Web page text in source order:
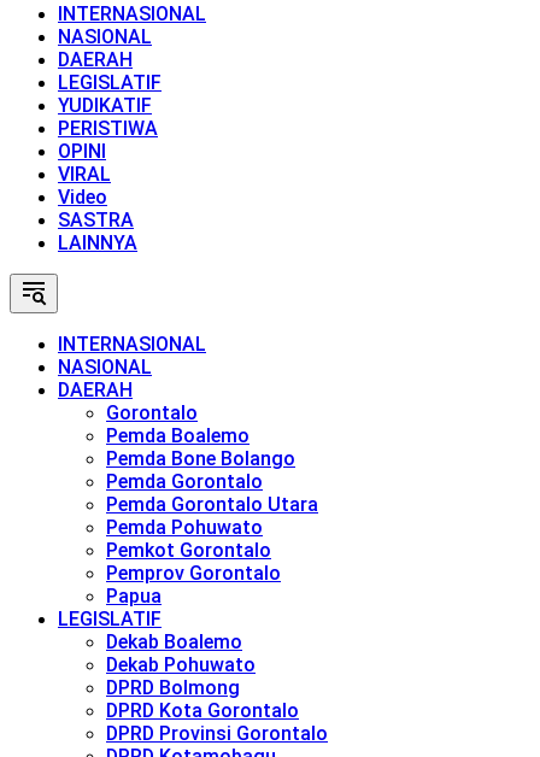
INTERNASIONAL
NASIONAL
DAERAH
LEGISLATIF
YUDIKATIF
PERISTIWA
OPINI
VIRAL
Video
SASTRA
LAINNYA
INTERNASIONAL
NASIONAL
DAERAH
Gorontalo
Pemda Boalemo
Pemda Bone Bolango
Pemda Gorontalo
Pemda Gorontalo Utara
Pemda Pohuwato
Pemkot Gorontalo
Pemprov Gorontalo
Papua
LEGISLATIF
Dekab Boalemo
Dekab Pohuwato
DPRD Bolmong
DPRD Kota Gorontalo
DPRD Provinsi Gorontalo